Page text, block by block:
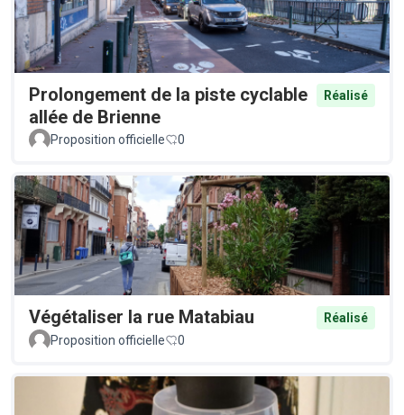
Prolongement de la piste cyclable
allée de Brienne
Réalisé
Proposition officielle 0
Végétaliser la rue Matabiau
Réalisé
Proposition officielle
0